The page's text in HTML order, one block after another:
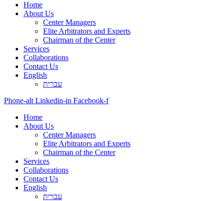
Home
About Us
Center Managers
Elite Arbitrators and Experts
Chairman of the Center
Services
Collaborations
Contact Us
English
עברית
Phone-alt Linkedin-in Facebook-f
Home
About Us
Center Managers
Elite Arbitrators and Experts
Chairman of the Center
Services
Collaborations
Contact Us
English
עברית